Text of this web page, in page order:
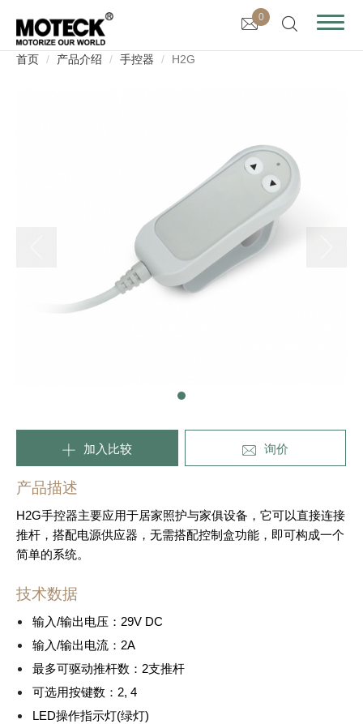
0
首页 产品介绍 手控器 H2G
加入比较 询价
产品描述
H2G手控器主要应用于居家照护与家俱设备，它可以直接连接
推杆，搭配电源供应器，无需搭配控制盒功能，即可构成一个
简单的系统。
技术数据
输入/输出电压：29V DC
输入/输出电流：2A
最多可驱动推杆数：2支推杆
可选用按键数：2, 4
LED操作指示灯(绿灯)